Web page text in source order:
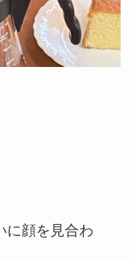
に顔を見合わ